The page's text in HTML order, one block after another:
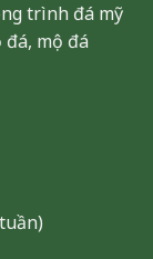
trình đá mỹ
đá, mộ đá